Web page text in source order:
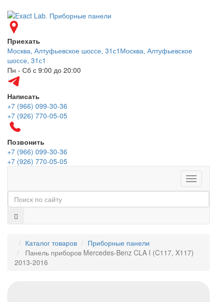
Приехать
Москва, Алтуфьевское шоссе, 31с1 Москва, Алтуфьевское
шоссе, 31с1
Пн - Сб с 9:00 до 20:00
Написать
+7 (966) 099-30-36
+7 (926) 770-05-05
Позвонить
+7 (966) 099-30-36
+7 (926) 770-05-05
Меню
Каталог товаров
Приборные панели
Панель приборов Mercedes-Benz CLA I (C117, X117)
2013-2016